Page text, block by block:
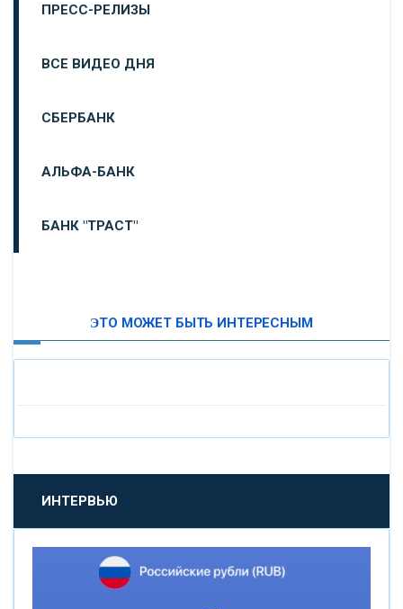
ПРЕСС-РЕЛИЗЫ
ВСЕ ВИДЕО ДНЯ
СБЕРБАНК
АЛЬФА-БАНК
БАНК "ТРАСТ"
«БАНК САНКТ-ПЕТЕРБУРГ»
«ПРОМСВЯЗЬБАНК»
«НОВИКОМБАНК»
ЭТО МОЖЕТ БЫТЬ ИНТЕРЕСНЫМ
ИНТЕРВЬЮ